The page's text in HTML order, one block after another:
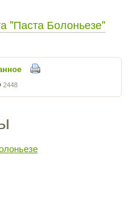
"Паста Болоньезе"
2448